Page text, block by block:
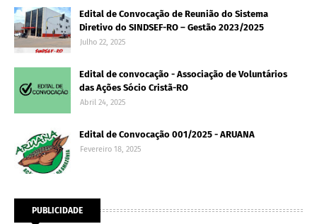
Edital de Convocação de Reunião do Sistema
Diretivo do SINDSEF-RO – Gestão 2023/2025
Julho 22, 2025
Edital de convocação - Associação de Voluntários
das Ações Sócio Cristã-RO
Abril 24, 2025
Edital de Convocação 001/2025 - ARUANA
Fevereiro 18, 2025
PUBLICIDADE